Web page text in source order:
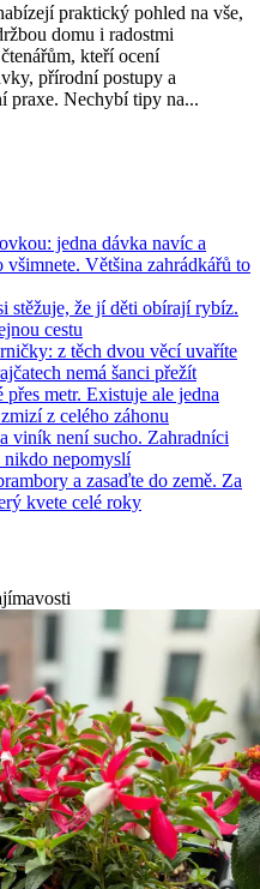
praktický pohled na vše,
domu i radostmi
kteří ocení
přírodní postupy a
praxe. Nechybí tipy na...
jedna dávka navíc a
Většina zahrádkářů to
stěžuje, že jí děti obírají rybíz.
cestu
z těch dvou věcí uvaříte
nemá šanci přežít
metr. Existuje ale jedna
z celého záhonu
viník není sucho. Zahradníci
nepomyslí
a zasaďte do země. Za
kvete celé roky